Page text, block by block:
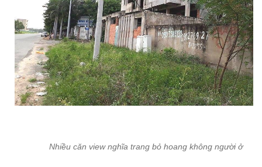
Nhiều căn view nghĩa trang bỏ hoang không người ở